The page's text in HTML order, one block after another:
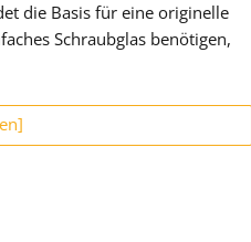
die Basis für eine originelle
Schraubglas benötigen,